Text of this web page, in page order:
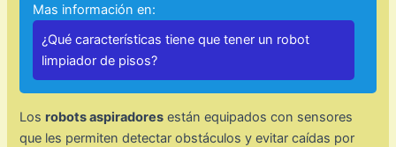
Mas información en:
¿Qué características tiene que tener un robot
limpiador de pisos?
Los robots aspiradores están equipados con sensores
que les permiten detectar obstáculos y evitar caídas por